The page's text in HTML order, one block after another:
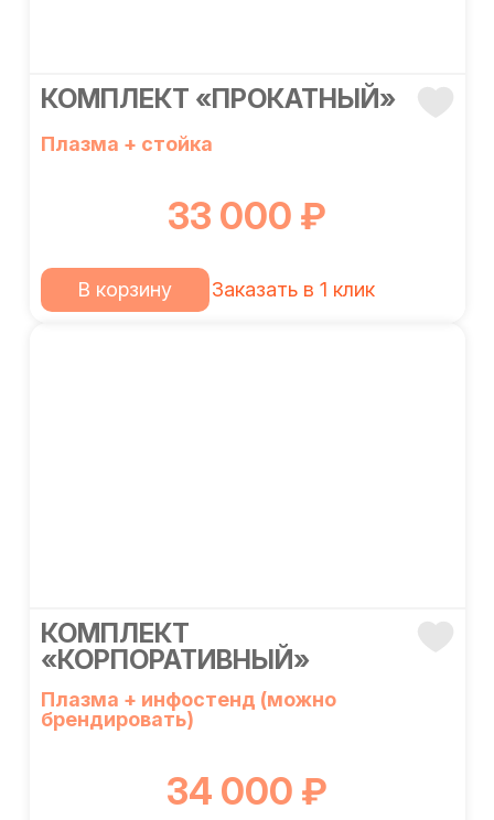
КОМПЛЕКТ «ПРОКАТНЫЙ»
Плазма + стойка
33 000 ₽
В корзину Заказать в 1 клик
КОМПЛЕКТ
«КОРПОРАТИВНЫЙ»
Плазма + инфостенд (можно
брендировать)
34 000 ₽